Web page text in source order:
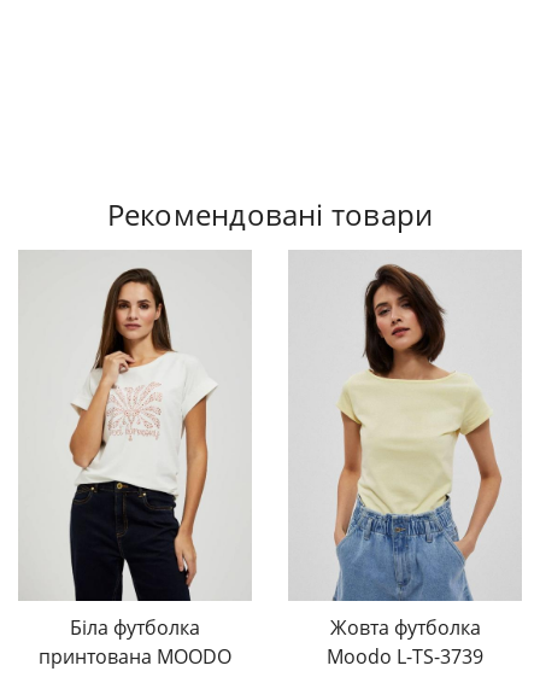
Рекомендовані товари
Біла футболка
принтована MOODO
Жовта футболка
Moodo L-TS-3739